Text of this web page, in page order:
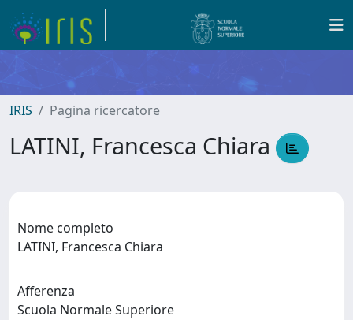
IRIS Pagina ricercatore
LATINI, Francesca Chiara
Nome completo
LATINI, Francesca Chiara
Afferenza
Scuola Normale Superiore